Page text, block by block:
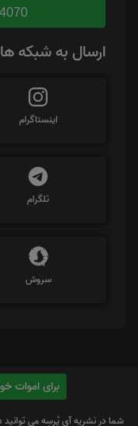
ارسال به شبکه
اینستاگرام
تلگرام
سروش
برای اموات خود در کمتر
شما در نشریه آی پُرسِه می توانید